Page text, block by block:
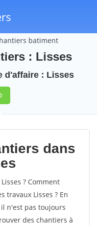
batiment
: Lisses
d'affaire : Lisses
dans
? Comment
travaux Lisses ? En
n'est pas toujours
des chantiers à